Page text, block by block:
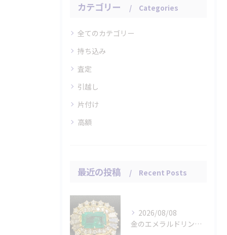
カテゴリー Categories
全てのカテゴリー
持ち込み
査定
引越し
片付け
高額
最近の投稿 Recent Posts
2026/08/08
金のエメラルドリングをお買取りさせていただきました。